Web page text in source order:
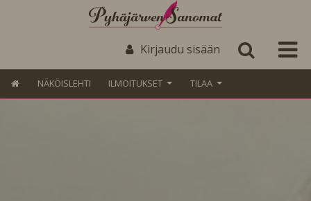
Kirjaudu sisään
NÄKÖISLEHTI ILMOITUKSET TILAA